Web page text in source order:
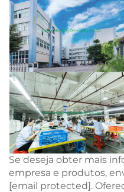
Se deseja obter mais
empresa e produtos,
[email protected].